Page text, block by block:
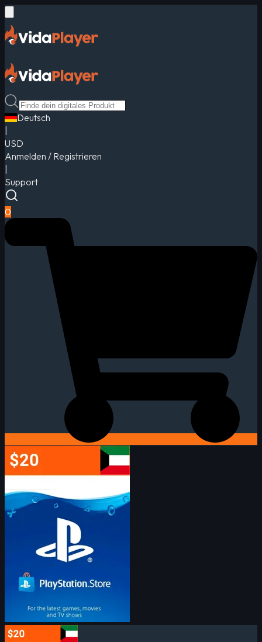
Deutsch
USD
Anmelden / Registrieren
Support
0